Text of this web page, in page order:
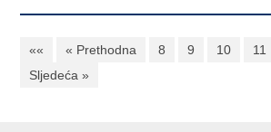
«« « Prethodna 8 9 10 11
Sljedeća »